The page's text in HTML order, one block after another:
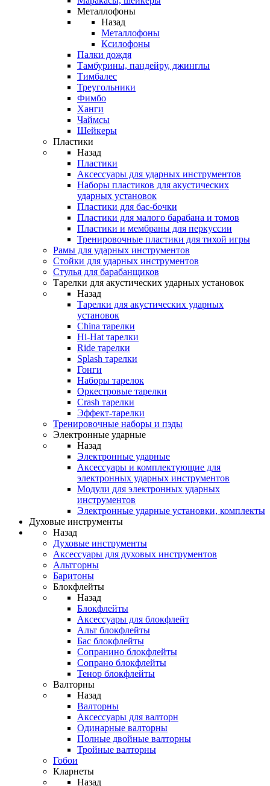
Металлофоны
Назад
Металлофоны
Ксилофоны
Палки дождя
Тамбурины, пандейру, джинглы
Тимбалес
Треугольники
Фимбо
Ханги
Чаймсы
Шейкеры
Пластики
Назад
Пластики
Аксессуары для ударных инструментов
Наборы пластиков для акустических
ударных установок
Пластики для бас-бочки
Пластики для малого барабана и томов
Пластики и мембраны для перкуссии
Тренировочные пластики для тихой игры
Рамы для ударных инструментов
Стойки для ударных инструментов
Стулья для барабанщиков
Тарелки для акустических ударных установок
Назад
Тарелки для акустических ударных
установок
China тарелки
Hi-Hat тарелки
Ride тарелки
Splash тарелки
Гонги
Наборы тарелок
Оркестровые тарелки
Сrash тарелки
Эффект-тарелки
Тренировочные наборы и пэды
Электронные ударные
Назад
Электронные ударные
Аксессуары и комплектующие для
электронных ударных инструментов
Модули для электронных ударных
инструментов
Электронные ударные установки, комплекты
Духовые инструменты
Назад
Духовые инструменты
Аксессуары для духовых инструментов
Альтгорны
Баритоны
Блокфлейты
Назад
Блокфлейты
Аксессуары для блокфлейт
Альт блокфлейты
Бас блокфлейты
Сопранино блокфлейты
Сопрано блокфлейты
Тенор блокфлейты
Валторны
Назад
Валторны
Аксессуары для валторн
Одинарные валторны
Полные двойные валторны
Тройные валторны
Гобои
Кларнеты
Назад